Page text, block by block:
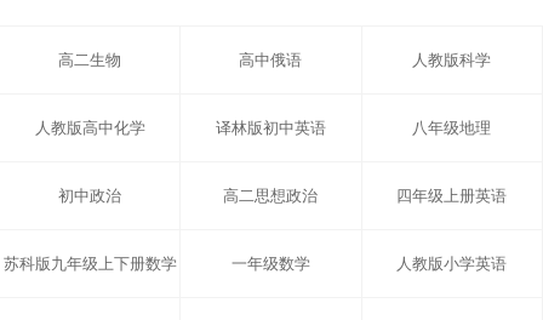
高二生物 高中俄语 人教版科学
人教版高中化学 译林版初中英语 八年级地理
初中政治 高二思想政治 四年级上册英语
苏科版九年级上下册数学 一年级数学 人教版小学英语